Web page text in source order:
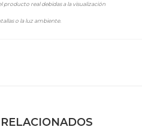
producto real debidas a la visualización
o la luz ambiente.